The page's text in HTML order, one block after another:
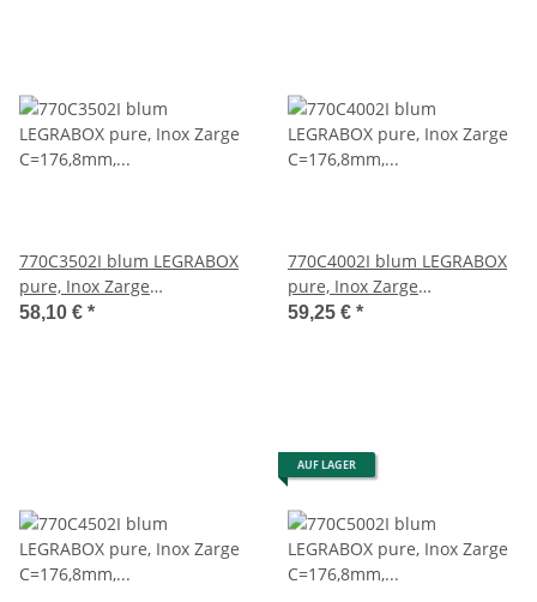
770C3502I blum LEGRABOX
pure, Inox Zarge
C=176,8mm, NL=350 mm
58,10 € *
770C4002I blum LEGRABOX
pure, Inox Zarge
C=176,8mm, NL=400 mm
59,25 € *
AUF LAGER